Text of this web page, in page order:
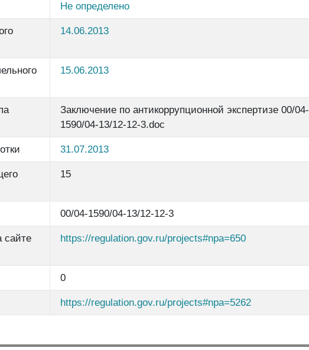
Не определено
14.06.2013
15.06.2013
Заключение по антикоррупционной экспертизе 00/04-
1590/04-13/12-12-3.doc
31.07.2013
15
00/04-1590/04-13/12-12-3
сайте
https://regulation.gov.ru/projects#npa=650
0
https://regulation.gov.ru/projects#npa=5262